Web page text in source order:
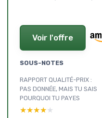
Voir l'offre
SOUS-NOTES
RAPPORT QUALITÉ-PRIX :
PAS DONNÉE, MAIS TU SAIS
POURQUOI TU PAYES
★★★★★
★★★★★